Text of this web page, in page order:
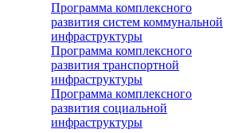
Программа комплексного
развития систем коммунальной
инфраструктуры
Программа комплексного
развития транспортной
инфраструктуры
Программа комплексного
развития социальной
инфраструктуры